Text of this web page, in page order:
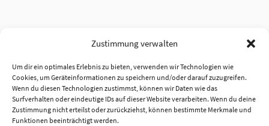
Zustimmung verwalten
Um dir ein optimales Erlebnis zu bieten, verwenden wir Technologien wie
Cookies, um Geräteinformationen zu speichern und/oder darauf zuzugreifen.
Wenn du diesen Technologien zustimmst, können wir Daten wie das
Surfverhalten oder eindeutige IDs auf dieser Website verarbeiten. Wenn du deine
Zustimmung nicht erteilst oder zurückziehst, können bestimmte Merkmale und
Funktionen beeinträchtigt werden.